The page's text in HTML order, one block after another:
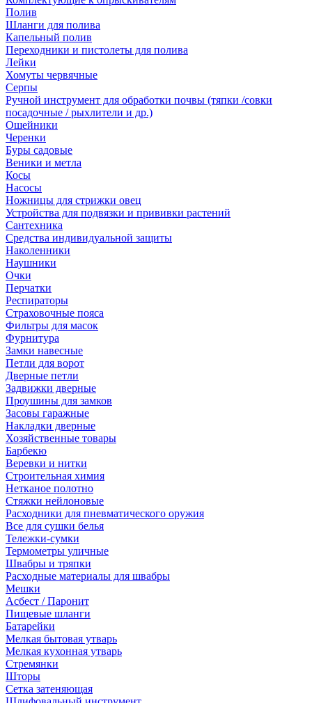
Полив
Шланги для полива
Капельный полив
Переходники и пистолеты для полива
Лейки
Хомуты червячные
Серпы
Ручной инструмент для обработки почвы (тяпки /совки
посадочные / рыхлители и др.)
Ошейники
Черенки
Буры садовые
Веники и метла
Косы
Насосы
Ножницы для стрижки овец
Устройства для подвязки и прививки растений
Сантехника
Средства индивидуальной защиты
Наколенники
Наушники
Очки
Перчатки
Респираторы
Страховочные пояса
Фильтры для масок
Фурнитура
Замки навесные
Петли для ворот
Дверные петли
Задвижки дверные
Проушины для замков
Засовы гаражные
Накладки дверные
Хозяйственные товары
Барбекю
Веревки и нитки
Строительная химия
Нетканое полотно
Стяжки нейлоновые
Расходники для пневматического оружия
Все для сушки белья
Тележки-сумки
Термометры уличные
Швабры и тряпки
Расходные материалы для швабры
Мешки
Асбест / Паронит
Пищевые шланги
Батарейки
Мелкая бытовая утварь
Мелкая кухонная утварь
Стремянки
Шторы
Сетка затеняющая